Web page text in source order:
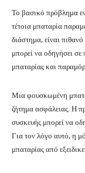
Το βασικό πρόβλημα
τέτοια μπαταρία
διάστημα, είναι
μπορεί να οδηγήσει
μπαταρίας και
Μια φουσκωμένη
ζήτημα ασφάλειας. Η
συσκευής μπορεί να
Για τον λόγο αυτό, η
μπαταρίας από